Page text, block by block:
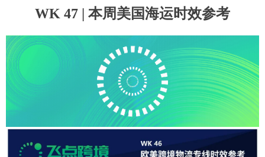
WK 47 | 本周美国海运时效参考